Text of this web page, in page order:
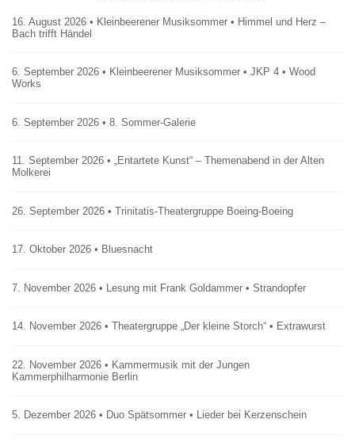
16. August 2026 • Kleinbeerener Musiksommer • Himmel und Herz –
Bach trifft Händel
6. September 2026 • Kleinbeerener Musiksommer • JKP 4 • Wood
Works
6. September 2026 • 8. Sommer-Galerie
11. September 2026 • „Entartete Kunst“ – Themenabend in der Alten
Molkerei
26. September 2026 • Trinitatis-Theatergruppe Boeing-Boeing
17. Oktober 2026 • Bluesnacht
7. November 2026 • Lesung mit Frank Goldammer • Strandopfer
14. November 2026 • Theatergruppe „Der kleine Storch“ • Extrawurst
22. November 2026 • Kammermusik mit der Jungen
Kammerphilharmonie Berlin
5. Dezember 2026 • Duo Spätsommer • Lieder bei Kerzenschein